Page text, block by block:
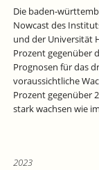
Die baden-
Nowcast des
und der Universität
Prozent gegenüber
Prognosen für das
voraussichtliche
Prozent gegenüber
stark wachsen wie
2023